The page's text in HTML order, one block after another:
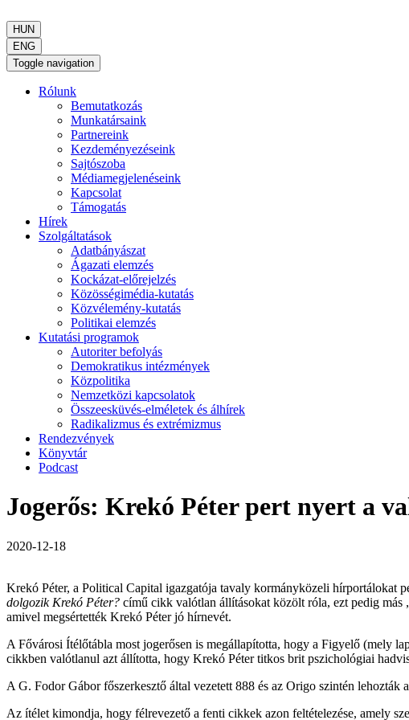
HUN
ENG
Toggle navigation
Rólunk
Bemutatkozás
Munkatársaink
Partnereink
Kezdeményezéseink
Sajtószoba
Médiamegjelenéseink
Kapcsolat
Támogatás
Hírek
Szolgáltatások
Adatbányászat
Ágazati elemzés
Kockázat-előrejelzés
Közösségimédia-kutatás
Közvélemény-kutatás
Politikai elemzés
Kutatási programok
Autoriter befolyás
Demokratikus intézmények
Közpolitika
Nemzetközi kapcsolatok
Összeesküvés-elméletek és álhírek
Radikalizmus és extrémizmus
Rendezvények
Könyvtár
Podcast
Jogerős: Krekó Péter pert nyert a
2020-12-18
Krekó Péter, a Political Capital igazgatója tavaly kormányközeli hírportálokat
dolgozik Krekó Péter? című cikk valótlan állításokat közölt róla, ezt pedig
amivel megsértették Krekó Péter jó hírnevét.
A Fővárosi Ítélőtábla most jogerősen is megállapította, hogy a Figyelő (mely
cikkben valótlanul azt állította, hogy Krekó Péter titkos brit pszichológiai
A G. Fodor Gábor főszerkesztő által vezetett 888 és az Origo szintén
Az ítélet kimondja, hogy félrevezető a fenti cikkek azon feltételezése, amely